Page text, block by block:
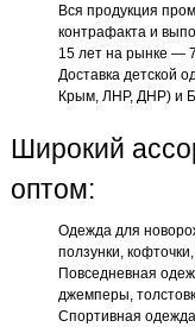
Вся продукция
контрафакта и
15 лет на рынке —
Доставка детской
Крым, ЛНР, ДНР) и
Широкий
оптом:
Одежда для
ползунки,
Повседневная
джемперы,
Спортивная